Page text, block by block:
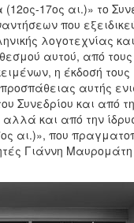
17ος αι.)» το
που
λογοτεχνίας
αυτού, από
η έκδοσή τους
αυτής
Συνεδρίου και από
και από την
αι.)», που
Γιάννη